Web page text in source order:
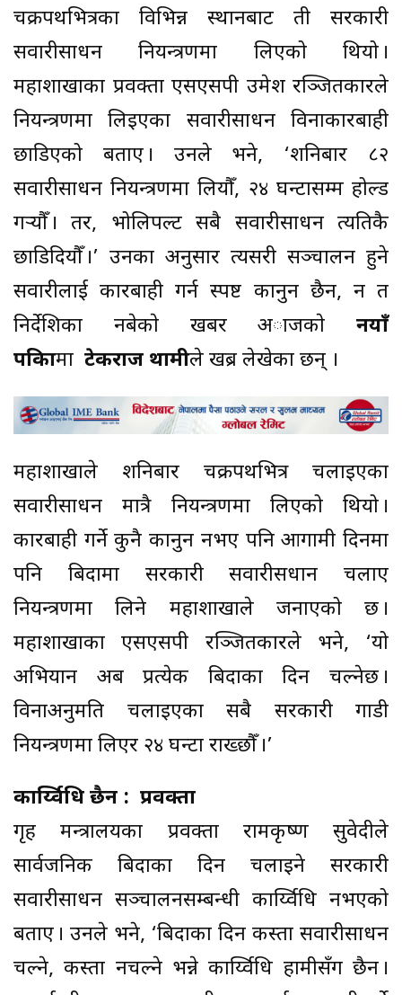
चक्रपथभित्रका विभिन्न स्थानबाट ती सरकारी
सवारीसाधन नियन्त्रणमा लिएको थियो ।
महाशाखाका प्रवक्ता एसएसपी उमेश रञ्जितकारले
नियन्त्रणमा लिइएका सवारीसाधन विनाकारबाही
छाडिएको बताए । उनले भने, ‘शनिबार ८२
सवारीसाधन नियन्त्रणमा लियौँ, २४ घन्टासम्म होल्ड
गर्‍यौँ । तर, भोलिपल्ट सबै सवारीसाधन त्यतिकै
छाडिदियौँ ।’ उनका अनुसार त्यसरी सञ्चालन हुने
सवारीलाई कारबाही गर्न स्पष्ट कानुन छैन, न त
निर्देशिका नबेकाे खबर अाजकाे नयाँ
पत्रिकामा टेकराज थामीले खब्र लेखेका छन् ।
महाशाखाले शनिबार चक्रपथभित्र चलाइएका
सवारीसाधन मात्रै नियन्त्रणमा लिएको थियो ।
कारबाही गर्ने कुनै कानुन नभए पनि आगामी दिनमा
पनि बिदामा सरकारी सवारीसधान चलाए
नियन्त्रणमा लिने महाशाखाले जनाएको छ ।
महाशाखाका एसएसपी रञ्जितकारले भने, ‘यो
अभियान अब प्रत्येक बिदाका दिन चल्नेछ ।
विनाअनुमति चलाइएका सबै सरकारी गाडी
नियन्त्रणमा लिएर २४ घन्टा राख्छौँ ।’
कार्य्विधि छैन : प्रवक्ता
गृह मन्त्रालयका प्रवक्ता रामकृष्ण सुवेदीले
सार्वजनिक बिदाका दिन चलाइने सरकारी
सवारीसाधन सञ्चालनसम्बन्धी कार्य्विधि नभएको
बताए । उनले भने, ‘बिदाका दिन कस्ता सवारीसाधन
चल्ने, कस्ता नचल्ने भन्ने कार्य्विधि हामीसँग छैन ।